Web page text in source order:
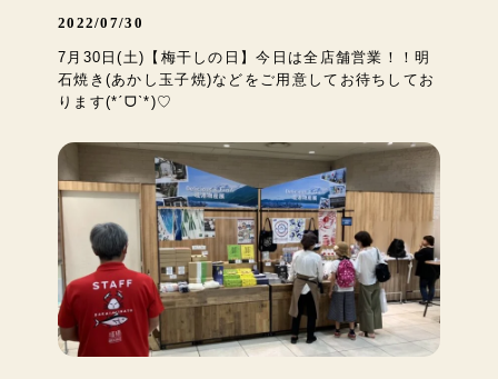
2022/07/30
7月30日(土)【梅干しの日】今日は全店舗営業！！明
石焼き(あかし玉子焼)などをご用意してお待ちしてお
ります(*ˊᗜˋ*)♡